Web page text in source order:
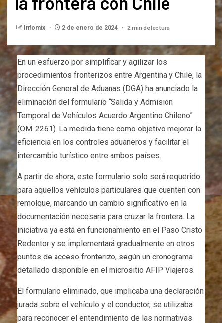
Infomix 2 de enero de 2024 2 min de lectura
En un esfuerzo por simplificar y agilizar los
procedimientos fronterizos entre Argentina y Chile, la
Dirección General de Aduanas (DGA) ha anunciado la
eliminación del formulario “Salida y Admisión
Temporal de Vehículos Acuerdo Argentino Chileno”
(OM-2261). La medida tiene como objetivo mejorar la
eficiencia en los controles aduaneros y facilitar el
intercambio turístico entre ambos países.
A partir de ahora, este formulario solo será requerido
para aquellos vehículos particulares que cuenten con
remolque, marcando un cambio significativo en la
documentación necesaria para cruzar la frontera. La
iniciativa ya está en funcionamiento en el Paso Cristo
Redentor y se implementará gradualmente en otros
puntos de acceso fronterizo, según un cronograma
detallado disponible en el micrositio AFIP Viajeros.
El formulario eliminado, que implicaba una declaración
jurada sobre el vehículo y el conductor, se utilizaba
para reconocer el entendimiento de las normativas